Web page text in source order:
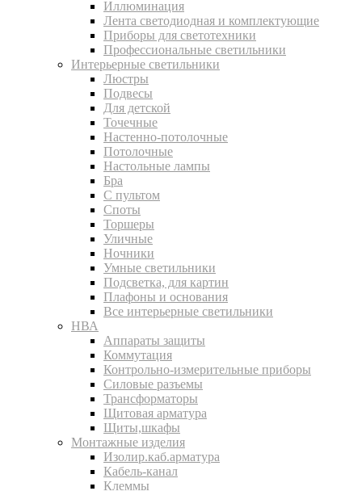
Иллюминация
Лента светодиодная и комплектующие
Приборы для светотехники
Профессиональные светильники
Интерьерные светильники
Люстры
Подвесы
Для детской
Точечные
Настенно-потолочные
Потолочные
Настольные лампы
Бра
С пультом
Споты
Торшеры
Уличные
Ночники
Умные светильники
Подсветка, для картин
Плафоны и основания
Все интерьерные светильники
НВА
Аппараты защиты
Коммутация
Контрольно-измерительные приборы
Силовые разъемы
Трансформаторы
Щитовая арматура
Щиты,шкафы
Монтажные изделия
Изолир.каб.арматура
Кабель-канал
Клеммы